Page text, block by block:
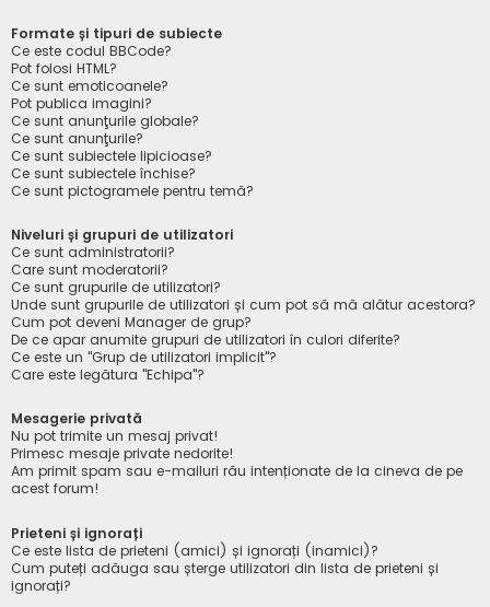
Formate și tipuri de subiecte
Ce este codul BBCode?
Pot folosi HTML?
Ce sunt emoticoanele?
Pot publica imagini?
Ce sunt anunţurile globale?
Ce sunt anunţurile?
Ce sunt subiectele lipicioase?
Ce sunt subiectele închise?
Ce sunt pictogramele pentru temă?
Niveluri și grupuri de utilizatori
Ce sunt administratorii?
Care sunt moderatorii?
Ce sunt grupurile de utilizatori?
Unde sunt grupurile de utilizatori și cum pot să mă alătur acestora?
Cum pot deveni Manager de grup?
De ce apar anumite grupuri de utilizatori în culori diferite?
Ce este un "Grup de utilizatori implicit"?
Care este legătura "Echipa"?
Mesagerie privată
Nu pot trimite un mesaj privat!
Primesc mesaje private nedorite!
Am primit spam sau e-mailuri rău intenționate de la cineva de pe
acest forum!
Prieteni și ignorați
Ce este lista de prieteni (amici) și ignorați (inamici)?
Cum puteți adăuga sau șterge utilizatori din lista de prieteni și
ignorați?